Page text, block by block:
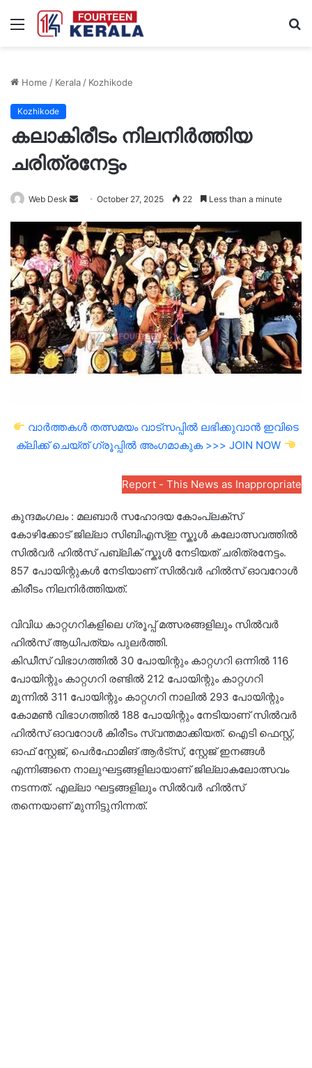
Menu
Home / Kerala/ Kozhikode
Kozhikode
കലാകിരീടം നിലനിർത്തിയ
ചരിത്രനേട്ടം
Web Desk
Send
email
October 27, 2025 22 Less than a minute
വാർത്തകൾ തത്സമയം വാട്സപ്പിൽ ലഭിക്കുവാൻ ഇവിടെ
ക്ലിക്ക് ചെയ്ത് ഗ്രൂപ്പിൽ അംഗമാകുക >>> JOIN NOW
Report - This News as Inappropriate
കുന്ദമംഗലം : മലബാർ സഹോദയ കോംപ്ലക്സ്
കോഴിക്കോട് ജില്ലാ സിബിഎസ്ഇ സ്കൂൾ കലോത്സവത്തിൽ
സിൽവർ ഹിൽസ് പബ്ലിക് സ്കൂൾ നേടിയത്‌ ചരിത്രനേട്ടം.
857 പോയിന്റുകൾ നേടിയാണ് സിൽവർ ഹിൽസ് ഓവറോൾ
കിരീടം നിലനിർത്തിയത്.
വിവിധ കാറ്റഗറികളിലെ ഗ്രൂപ്പ് മത്സരങ്ങളിലും സിൽവർ
ഹിൽസ് ആധിപത്യം പുലർത്തി.
കിഡീസ് വിഭാഗത്തിൽ 30 പോയിന്റും കാറ്റഗറി ഒന്നിൽ 116
പോയിന്റും കാറ്റഗറി രണ്ടിൽ 212 പോയിന്റും കാറ്റഗറി
മൂന്നിൽ 311 പോയിന്റും കാറ്റഗറി നാലിൽ 293 പോയിന്റും
കോമൺ വിഭാഗത്തിൽ 188 പോയിന്റും നേടിയാണ് സിൽവർ
ഹിൽസ് ഓവറോൾ കിരീടം സ്വന്തമാക്കിയത്. ഐടി ഫെസ്റ്റ്,
ഓഫ് സ്റ്റേജ്, പെർഫോമിങ് ആർട്സ്, സ്റ്റേജ് ഇനങ്ങൾ
എന്നിങ്ങനെ നാലുഘട്ടങ്ങളിലായാണ് ജില്ലാകലോത്സവം
നടന്നത്. എല്ലാ ഘട്ടങ്ങളിലും സിൽവർ ഹിൽസ്
തന്നെയാണ് മുന്നിട്ടുനിന്നത്.